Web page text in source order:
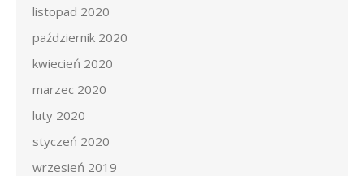
listopad 2020
październik 2020
kwiecień 2020
marzec 2020
luty 2020
styczeń 2020
wrzesień 2019